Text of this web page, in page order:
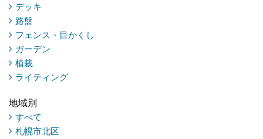
デッキ
路盤
フェンス・目かくし
ガーデン
植栽
ライティング
地域別
すべて
札幌市北区